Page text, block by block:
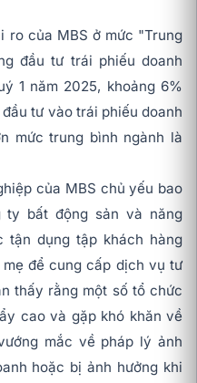
ro của MBS ở mức "Trung
đầu tư trái phiếu doanh
1 năm 2025, khoảng 6%
tư vào trái phiếu doanh
mức trung bình ngành là
của MBS chủ yếu bao
bất động sản và năng
tận dụng tập khách hàng
để cung cấp dịch vụ tư
thấy rằng một số tổ chức
cao và gặp khó khăn về
mắc về pháp lý ảnh
hoặc bị ảnh hưởng khi